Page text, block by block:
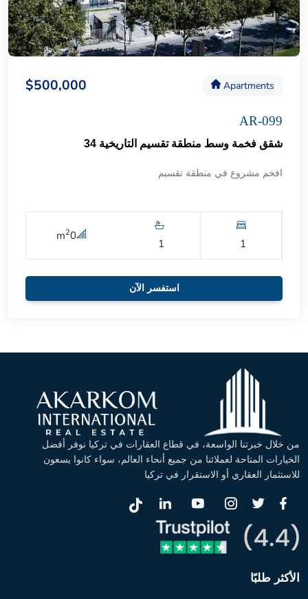
Apartments
$500,000
AR-099
شقق فخمة وسط منطقة تقسيم التاريخية 34
افخم مشروع في منطقة تقسيم
1
1
0
m2
استفسر الآن
من خلال خبرتنا الواسعة، في قطاع العقارات في تركيا نوفر أفضل
الخيارات المتاحة لعملائنا من جميع أنحاء العالم، سواء كانوا يسعون
للاستثمار العقاري أو الاستقرار في تركيا
الأكثر طلبًا